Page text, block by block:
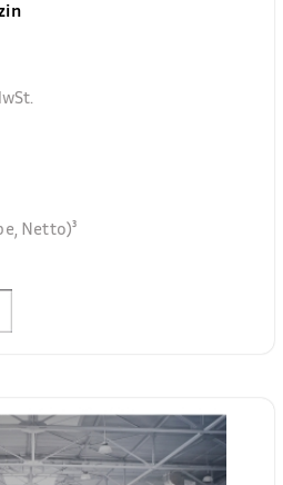
Netto)³